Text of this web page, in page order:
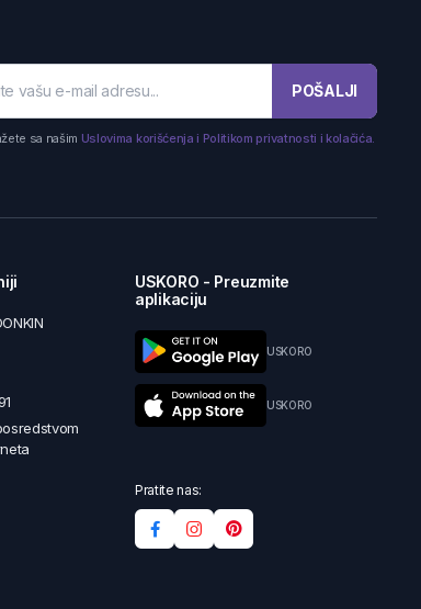
POŠALJI
sa našim Uslovima korišćenja i Politikom privatnosti i kolačića.
USKORO - Preuzmite
aplikaciju
USKORO
USKORO
Pratite nas: